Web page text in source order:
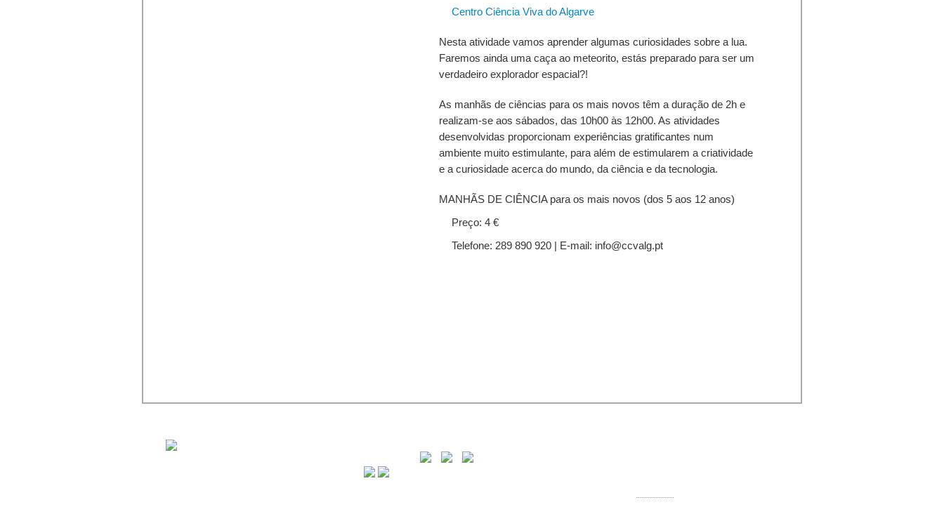
Centro Ciência Viva do Algarve
Nesta atividade vamos aprender algumas curiosidades sobre a lua.
Faremos ainda uma caça ao meteorito, estás preparado para ser um
verdadeiro explorador espacial?!
As manhãs de ciências para os mais novos têm a duração de 2h e
realizam-se aos sábados, das 10h00 às 12h00. As atividades
desenvolvidas proporcionam experiências gratificantes num
ambiente muito estimulante, para além de estimularem a criatividade
e a curiosidade acerca do mundo, da ciência e da tecnologia.
MANHÃS DE CIÊNCIA para os mais novos (dos 5 aos 12 anos)
Preço: 4 €
Telefone: 289 890 920 | E-mail: info@ccvalg.pt